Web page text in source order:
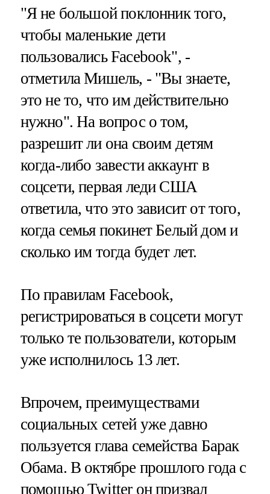
"Я не большой поклонник того,
чтобы маленькие дети
пользовались Facebook", -
отметила Мишель, - "Вы знаете,
это не то, что им действительно
нужно". На вопрос о том,
разрешит ли она своим детям
когда-либо завести аккаунт в
соцсети, первая леди США
ответила, что это зависит от того,
когда семья покинет Белый дом и
сколько им тогда будет лет.
По правилам Facebook,
регистрироваться в соцсети могут
только те пользователи, которым
уже исполнилось 13 лет.
Впрочем, преимуществами
социальных сетей уже давно
пользуется глава семейства Барак
Обама. В октябре прошлого года с
помощью Twitter онпризвал